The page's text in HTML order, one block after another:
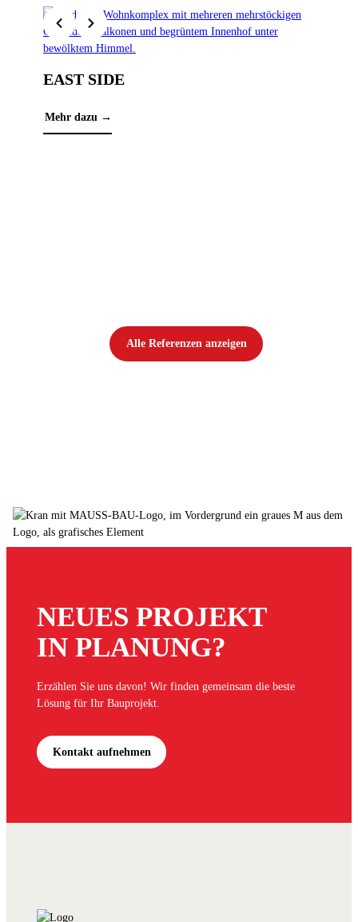
EAST SIDE
Mehr dazu →
Alle Referenzen anzeigen
NEUES PROJEKT
IN PLANUNG?
Erzählen Sie uns davon! Wir finden gemeinsam die beste
Lösung für Ihr Bauprojekt.
Kontakt aufnehmen